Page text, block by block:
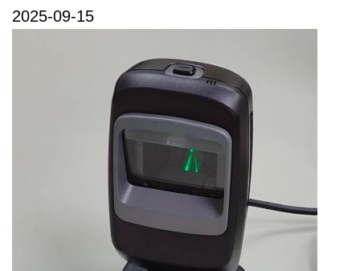
2025-09-15